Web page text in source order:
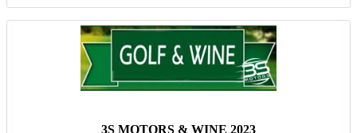
3S MOTORS & WINE 2023